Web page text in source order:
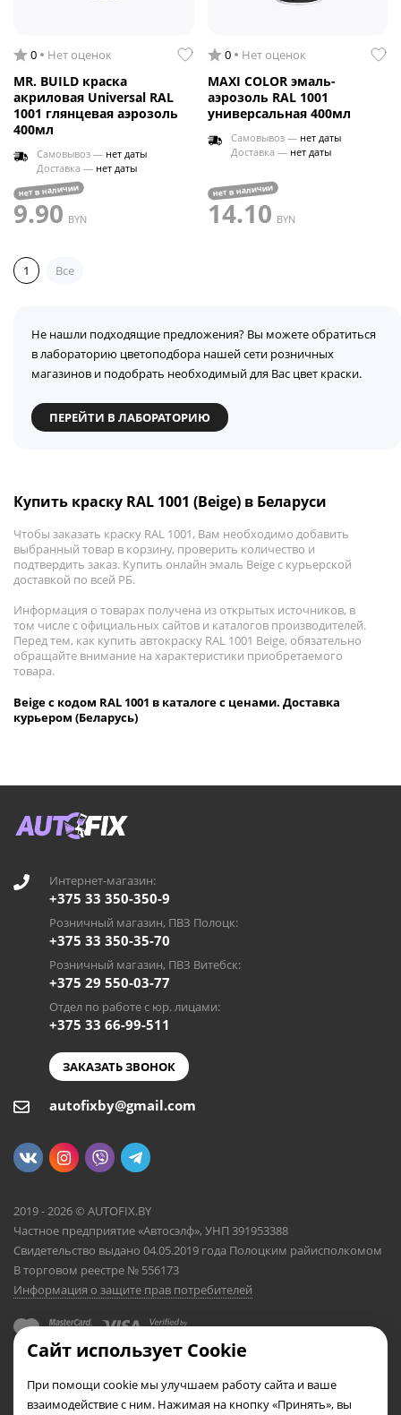
0 Нет оценок
MR. BUILD краска
акриловая Universal RAL
1001 глянцевая аэрозоль
400мл
Самовывоз — нет даты
Доставка — нет даты
нет в наличии
9.90 BYN
0 Нет оценок
MAXI COLOR эмаль-
аэрозоль RAL 1001
универсальная 400мл
Самовывоз — нет даты
Доставка — нет даты
нет в наличии
14.10 BYN
1 Все
Не нашли подходящие предложения? Вы можете обратиться
в лабораторию цветоподбора нашей сети розничных
магазинов и подобрать необходимый для Вас цвет краски.
ПЕРЕЙТИ В ЛАБОРАТОРИЮ
Купить краску RAL 1001 (Beige) в Беларуси
Чтобы заказать краску RAL 1001, Вам необходимо добавить
выбранный товар в корзину, проверить количество и
подтвердить заказ. Купить онлайн эмаль Beige с курьерской
доставкой по всей РБ.
Информация о товарах получена из открытых источников, в
том числе с официальных сайтов и каталогов производителей.
Перед тем, как купить автокраску RAL 1001 Beige, обязательно
обращайте внимание на характеристики приобретаемого
товара.
Beige с кодом RAL 1001 в каталоге с ценами. Доставка
курьером (Беларусь)
Интернет-магазин:
+375 33 350-350-9
Розничный магазин, ПВЗ Полоцк:
+375 33 350-35-70
Розничный магазин, ПВЗ Витебск:
+375 29 550-03-77
Отдел по работе с юр. лицами:
+375 33 66-99-511
ЗАКАЗАТЬ ЗВОНОК
autofixby@gmail.com
2019 - 2026 © AUTOFIX.BY
Частное предприятие «Автосэлф», УНП 391953388
Свидетельство выдано 04.05.2019 года Полоцким райисполкомом
В торговом реестре № 556173
Информация о защите прав потребителей
Сайт использует Cookie
При помощи cookie мы улучшаем работу сайта и ваше
взаимодействие с ним. Нажимая на кнопку «Принять», вы